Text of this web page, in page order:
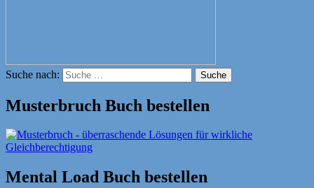
Suche nach: Suche
Musterbruch Buch bestellen
Mental Load Buch bestellen